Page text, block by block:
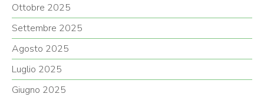
Ottobre 2025
Settembre 2025
Agosto 2025
Luglio 2025
Giugno 2025